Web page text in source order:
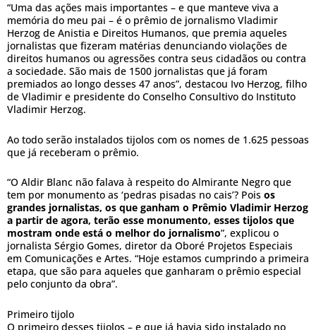
“Uma das ações mais importantes – e que manteve viva a
memória do meu pai – é o prêmio de jornalismo Vladimir
Herzog de Anistia e Direitos Humanos, que premia aqueles
jornalistas que fizeram matérias denunciando violações de
direitos humanos ou agressões contra seus cidadãos ou contra
a sociedade. São mais de 1500 jornalistas que já foram
premiados ao longo desses 47 anos”, destacou Ivo Herzog, filho
de Vladimir e presidente do Conselho Consultivo do Instituto
Vladimir Herzog.
Ao todo serão instalados tijolos com os nomes de 1.625 pessoas
que já receberam o prêmio.
“O Aldir Blanc não falava à respeito do Almirante Negro que
tem por monumento as ‘pedras pisadas no cais’? Pois os
grandes jornalistas, os que ganham o Prêmio Vladimir Herzog
a partir de agora, terão esse monumento, esses tijolos que
mostram onde está o melhor do jornalismo”, explicou o
jornalista Sérgio Gomes, diretor da Oboré Projetos Especiais
em Comunicações e Artes. “Hoje estamos cumprindo a primeira
etapa, que são para aqueles que ganharam o prêmio especial
pelo conjunto da obra”.
Primeiro tijolo
O primeiro desses tijolos – e que já havia sido instalado no